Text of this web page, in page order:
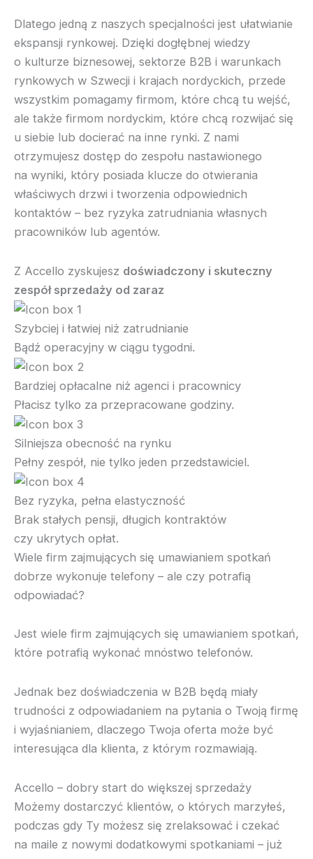
Dlatego jedną z naszych specjalności jest ułatwianie
ekspansji rynkowej. Dzięki dogłębnej wiedzy
o kulturze biznesowej, sektorze B2B i warunkach
rynkowych w Szwecji i krajach nordyckich, przede
wszystkim pomagamy firmom, które chcą tu wejść,
ale także firmom nordyckim, które chcą rozwijać się
u siebie lub docierać na inne rynki. Z nami
otrzymujesz dostęp do zespołu nastawionego
na wyniki, który posiada klucze do otwierania
właściwych drzwi i tworzenia odpowiednich
kontaktów – bez ryzyka zatrudniania własnych
pracowników lub agentów.
Z Accello zyskujesz doświadczony i skuteczny
zespół sprzedaży od zaraz
Szybciej i łatwiej niż zatrudnianie
Bądź operacyjny w ciągu tygodni.
Bardziej opłacalne niż agenci i pracownicy
Płacisz tylko za przepracowane godziny.
Silniejsza obecność na rynku
Pełny zespół, nie tylko jeden przedstawiciel.
Bez ryzyka, pełna elastyczność
Brak stałych pensji, długich kontraktów
czy ukrytych opłat.
Wiele firm zajmujących się umawianiem spotkań
dobrze wykonuje telefony – ale czy potrafią
odpowiadać?
Jest wiele firm zajmujących się umawianiem spotkań,
które potrafią wykonać mnóstwo telefonów.
Jednak bez doświadczenia w B2B będą miały
trudności z odpowiadaniem na pytania o Twoją firmę
i wyjaśnianiem, dlaczego Twoja oferta może być
interesująca dla klienta, z którym rozmawiają.
Accello – dobry start do większej sprzedaży
Możemy dostarczyć klientów, o których marzyłeś,
podczas gdy Ty możesz się zrelaksować i czekać
na maile z nowymi dodatkowymi spotkaniami – już